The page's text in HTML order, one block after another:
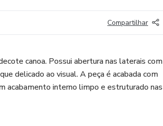
Compartilhar
canoa. Possui abertura nas laterais com
delicado ao visual. A peça é acabada com
acabamento interno limpo e estruturado nas